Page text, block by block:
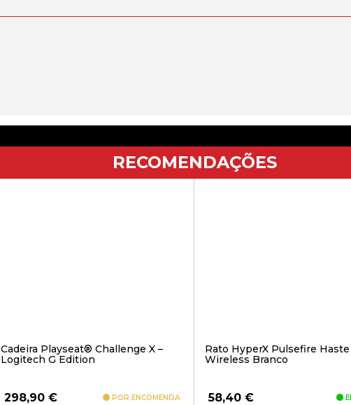
RECOMENDAÇÕES
Cadeira Playseat® Challenge X –
Logitech G Edition
298,90 € POR ENCOMENDA
Rato HyperX Pulsefire Haste
Wireless Branco
58,40 €